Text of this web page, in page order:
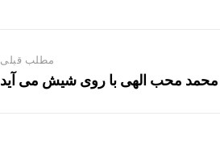
مطلب قبلی
محمد محب الهی با روی شیش می آید